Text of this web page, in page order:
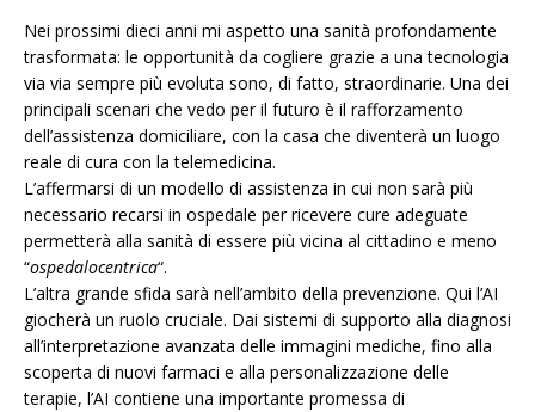
Nei prossimi dieci anni mi aspetto una sanità profondamente
trasformata: le opportunità da cogliere grazie a una tecnologia
via via sempre più evoluta sono, di fatto, straordinarie. Una dei
principali scenari che vedo per il futuro è il rafforzamento
dell’assistenza domiciliare, con la casa che diventerà un luogo
reale di cura con la telemedicina.
L’affermarsi di un modello di assistenza in cui non sarà più
necessario recarsi in ospedale per ricevere cure adeguate
permetterà alla sanità di essere più vicina al cittadino e meno
“ospedalocentrica“.
L’altra grande sfida sarà nell’ambito della prevenzione. Qui l’AI
giocherà un ruolo cruciale. Dai sistemi di supporto alla diagnosi
all’interpretazione avanzata delle immagini mediche, fino alla
scoperta di nuovi farmaci e alla personalizzazione delle
terapie, l’AI contiene una importante promessa di